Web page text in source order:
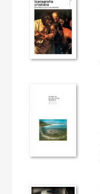
CATÁLOGOS PDF
Catálogos PDF